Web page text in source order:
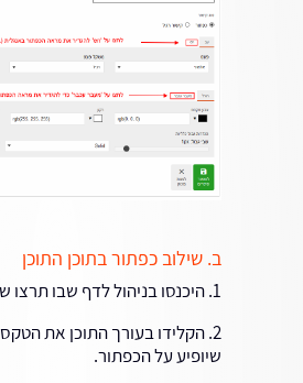
ב. שילוב כפתור בתוכן התוכן
1. היכנסו בניהול לדף שבו תרצו שיופיע הכפתור.
2. הקלידו בעורך התוכן את
שיופיע על הכפתור.